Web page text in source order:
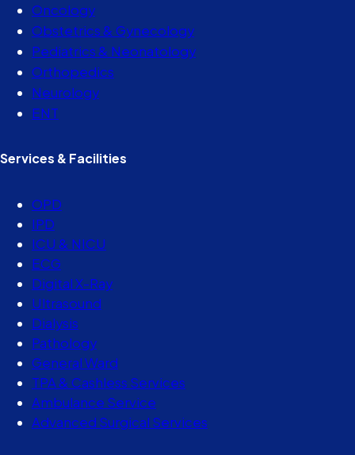
Oncology
Obstetrics & Gynecology
Pediatrics & Neonatology
Orthopedics
Neurology
ENT
Services & Facilities
OPD
IPD
ICU & NICU
ECG
Digital X-Ray
Ultrasound
Dialysis
Pathology
General Ward
TPA & Cashless Services
Ambulance Service
Advanced Surgical Services